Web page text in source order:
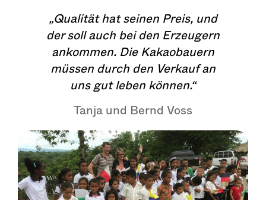
„Qualität hat seinen Preis, und
der soll auch bei den Erzeugern
ankommen. Die Kakaobauern
müssen durch den Verkauf an
uns gut leben können.“
Tanja und Bernd Voss